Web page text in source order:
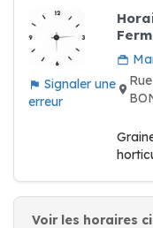
Signaler une
erreur
Voir les horaires